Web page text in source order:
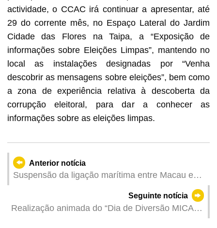
actividade, o CCAC irá continuar a apresentar, até
29 do corrente mês, no Espaço Lateral do Jardim
Cidade das Flores na Taipa, a “Exposição de
informações sobre Eleições Limpas”, mantendo no
local as instalações designadas por “Venha
descobrir as mensagens sobre eleições”, bem como
a zona de experiência relativa à descoberta da
corrupção eleitoral, para dar a conhecer as
informações sobre as eleições limpas.
Anterior notícia
Suspensão da ligação marítima entre Macau e
Seguinte notícia
Realização animada do “Dia de Diversão MICAF”